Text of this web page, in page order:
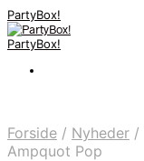
PartyBox!
PartyBox!
Forside / Nyheder /
Ampquot Pop